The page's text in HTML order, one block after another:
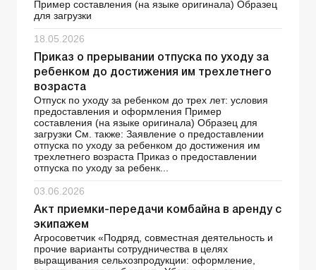
Пример составления (на языке оригинала) Образец
для загрузки
18.05.2026
Приказ о прерывании отпуска по уходу за
ребенком до достижения им трехлетнего
возраста
Отпуск по уходу за ребенком до трех лет: условия
предоставления и оформления Пример
составления (на языке оригинала) Образец для
загрузки См. также: Заявление о предоставлении
отпуска по уходу за ребенком до достижения им
трехлетнего возраста Приказ о предоставлении
отпуска по уходу за ребенк...
03.06.2026
Акт приемки-передачи комбайна в аренду с
экипажем
Агросоветчик «Подряд, совместная деятельность и
прочие варианты сотрудничества в целях
выращивания сельхозпродукции: оформление,